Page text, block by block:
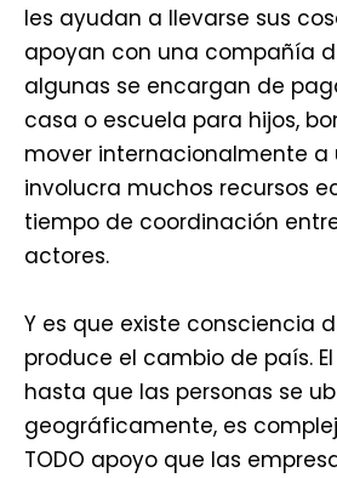
les ayudan a llevarse sus
apoyan con una compañía
algunas se encargan de
casa o escuela para hijos,
mover internacionalmente a
involucra muchos recursos
tiempo de coordinación
actores.
Y es que existe consciencia
produce el cambio de país.
hasta que las personas se
geográficamente, es
TODO apoyo que las